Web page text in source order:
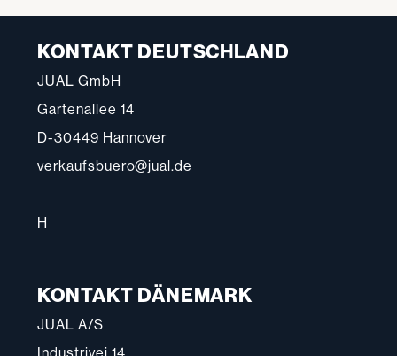
KONTAKT DEUTSCHLAND
JUAL GmbH
Gartenallee 14
D-30449 Hannover
verkaufsbuero@jual.de
H
KONTAKT DÄNEMARK
JUAL A/S
Industrivej 14